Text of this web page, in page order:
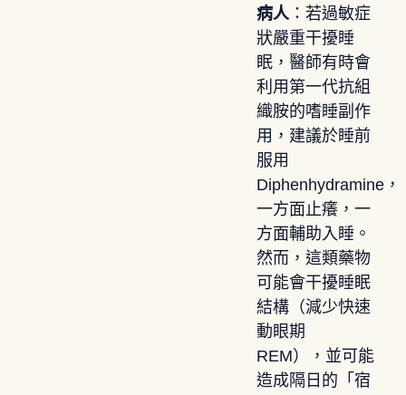
病人：若過敏症
狀嚴重干擾睡
眠，醫師有時會
利用第一代抗組
織胺的嗜睡副作
用，建議於睡前
服用
Diphenhydramine，
一方面止癢，一
方面輔助入睡。
然而，這類藥物
可能會干擾睡眠
結構（減少快速
動眼期
REM），並可能
造成隔日的「宿